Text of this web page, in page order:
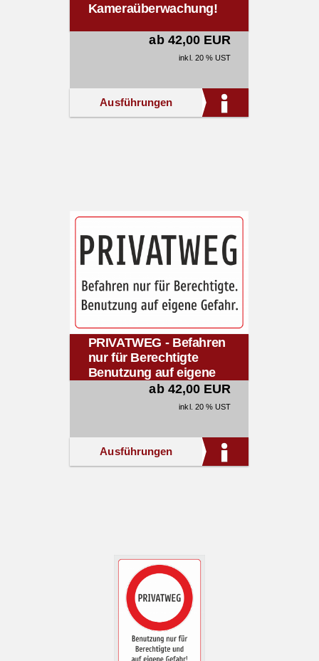
Kameraüberwachung!
ab 42,00 EUR
inkl. 20 % UST
Ausführungen
PRIVATWEG - Befahren
nur für Berechtigte
Benutzung auf eigene
ab 42,00 EUR
inkl. 20 % UST
Ausführungen